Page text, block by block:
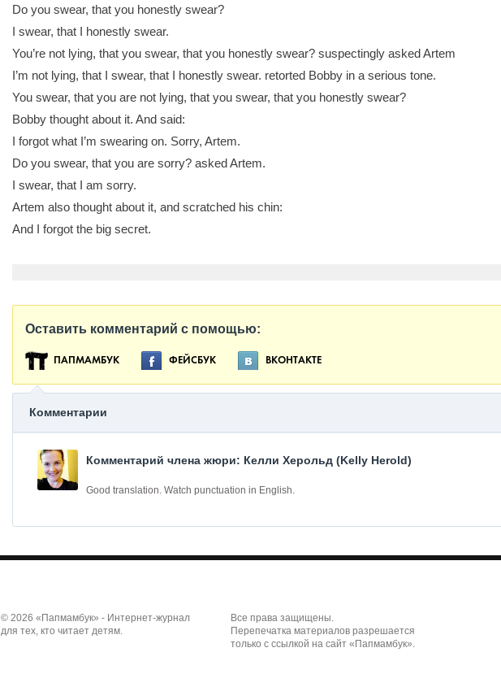
Do you swear, that you honestly swear?
I swear, that I honestly swear.
You’re not lying, that you swear, that you honestly swear? suspectingly asked Artem
I’m not lying, that I swear, that I honestly swear. retorted Bobby in a serious tone.
You swear, that you are not lying, that you swear, that you honestly swear?
Bobby thought about it. And said:
I forgot what I’m swearing on. Sorry, Artem.
Do you swear, that you are sorry? asked Artem.
I swear, that I am sorry.
Artem also thought about it, and scratched his chin:
And I forgot the big secret.
Оставить комментарий с помощью:
ПАПМАМБУК ФЕЙСБУК ВКОНТАКТЕ
Комментарии
Комментарий члена жюри: Келли Херольд (Kelly Herold)
Good translation. Watch punctuation in English.
© 2026 «Папмамбук» - Интернет-журнал
для тех, кто читает детям.
Все права защищены.
Перепечатка материалов разрешается
только с ссылкой на сайт «Папмамбук».